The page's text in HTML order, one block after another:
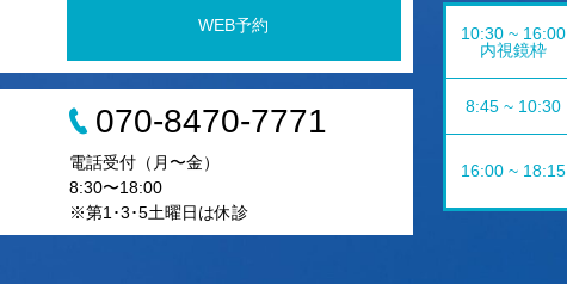
WEB予約
070-8470-7771
電話受付（月〜金）
8:30〜18:00
※第1･3･5土曜日は休診
10:30 ~ 16:00
内視鏡枠
8:45 ~ 10:30
16:00 ~ 18:15